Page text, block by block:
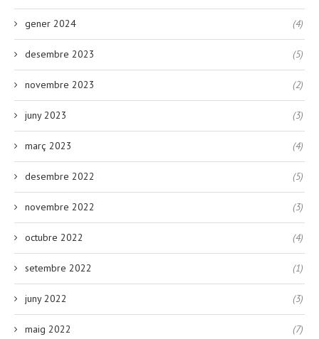
gener 2024 (4)
desembre 2023 (5)
novembre 2023 (2)
juny 2023 (3)
març 2023 (4)
desembre 2022 (5)
novembre 2022 (3)
octubre 2022 (4)
setembre 2022 (1)
juny 2022 (3)
maig 2022 (7)